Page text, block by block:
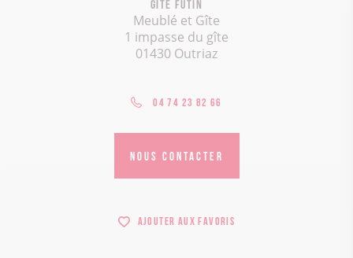
Gîte Futin
Meublé et Gîte
1 impasse du gîte
01430 Outriaz
04 74 23 82 66
NOUS CONTACTER
Ajouter aux favoris